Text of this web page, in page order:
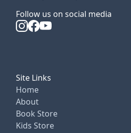
Follow us on social media
Site Links
Home
About
Book Store
Kids Store